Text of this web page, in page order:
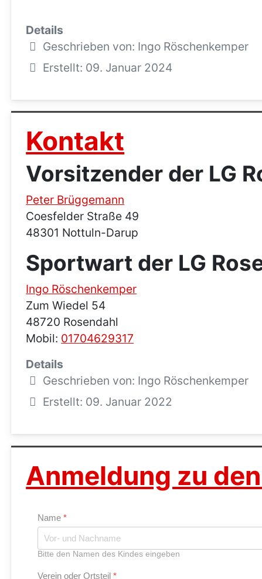
Details
Geschrieben von: Ingo Röschenkemper
Erstellt: 09. Januar 2024
Kontakt
Vorsitzender der LG
Peter Brüggemann
Coesfelder Straße 49
48301 Nottuln-Darup
Sportwart der LG
Ingo Röschenkemper
Zum Wiedel 54
48720 Rosendahl
Mobil: 01704629317
Details
Geschrieben von: Ingo Röschenkemper
Erstellt: 09. Januar 2022
Anmeldung zu
Name*
Bitte den Namen des Kindes eingeben
Verein oder Ortsteil*